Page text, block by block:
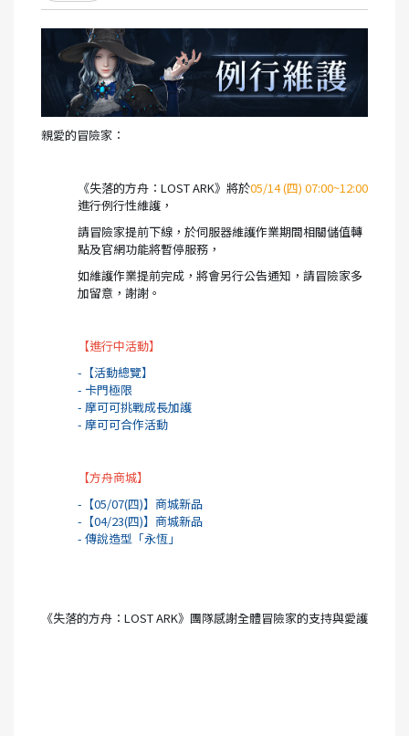
親愛的冒險家：
《失落的方舟：LOST ARK》將於05/14 (四) 07:00~12:00
進行例行性維護，
請冒險家提前下線，於伺服器維護作業期間相關儲值轉
點及官網功能將暫停服務，
如維護作業提前完成，將會另行公告通知，請冒險家多
加留意，謝謝。
【進行中活動】
-【活動總覽】
- 卡門極限
- 摩可可挑戰成長加護
- 摩可可合作活動
【方舟商城】
-【05/07(四)】商城新品
-【04/23(四)】商城新品
- 傳說造型「永恆」
《失落的方舟：LOST ARK》團隊感謝全體冒險家的支持與愛護